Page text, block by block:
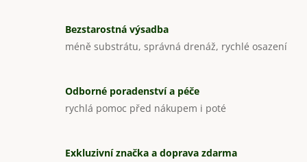
Bezstarostná výsadba
méně substrátu, správná drenáž, rychlé osazení
Odborné poradenství a péče
rychlá pomoc před nákupem i poté
Exkluzivní značka a doprava zdarma